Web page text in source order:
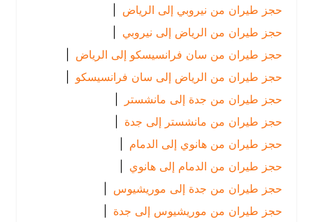
حجز طيران من نيروبي إلى الرياض
|
حجز طيران من الرياض إلى نيروبي |
حجز طيران من سان فرانسيسكو إلى الرياض
|
حجز طيران من الرياض إلى سان فرانسيسكو |
حجز طيران من جدة إلى مانشستر |
حجز طيران من مانشستر إلى جدة
حجز طيران من هانوي إلى الدمام
|
حجز طيران من الدمام إلى هانوي
|
حجز طيران من جدة إلى موريشيوس |
حجز طيران من موريشيوس إلى جدة